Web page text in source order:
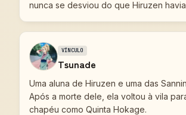
nunca se desviou do que Hiruzen
VÍNCULO
Tsunade
Uma aluna de Hiruzen e uma das
Após a morte dele, ela voltou à vila
chapéu como Quinta Hokage.